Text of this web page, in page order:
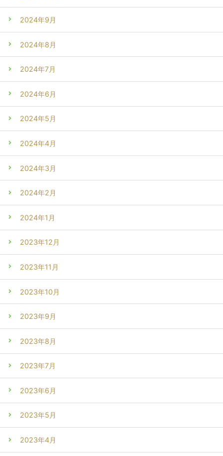
2024年9月
2024年8月
2024年7月
2024年6月
2024年5月
2024年4月
2024年3月
2024年2月
2024年1月
2023年12月
2023年11月
2023年10月
2023年9月
2023年8月
2023年7月
2023年6月
2023年5月
2023年4月